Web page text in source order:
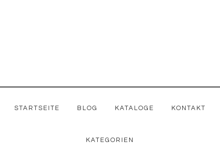
STARTSEITE BLOG KATALOGE KONTAKT
KATEGORIEN